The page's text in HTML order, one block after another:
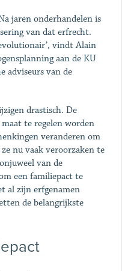
jaren onderhandelen is
van dat erfrecht.
vindt Alain
aan de KU
adviseurs van de
drastisch. De
te regelen worden
veranderen om
nu vaak veroorzaken te
van de
een familiepact te
al zijn erfgenamen
de belangrijkste